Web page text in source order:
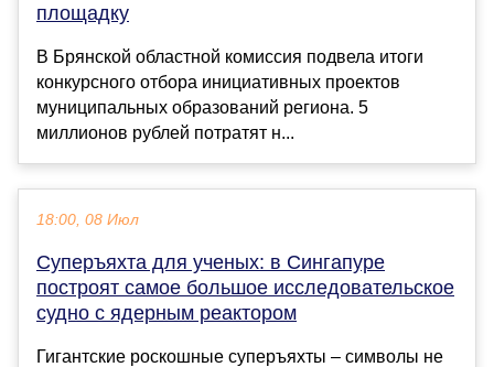
площадку
В Брянской областной комиссия подвела итоги
конкурсного отбора инициативных проектов
муниципальных образований региона. 5
миллионов рублей потратят н...
18:00, 08 Июл
Суперъяхта для ученых: в Сингапуре
построят самое большое исследовательское
судно с ядерным реактором
Гигантские роскошные суперъяхты – символы не